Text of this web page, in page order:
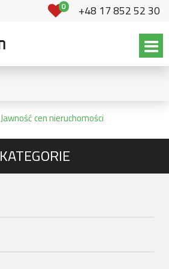
0 +48 17 852 52 30
Jawność cen nieruchomości
KATEGORIE